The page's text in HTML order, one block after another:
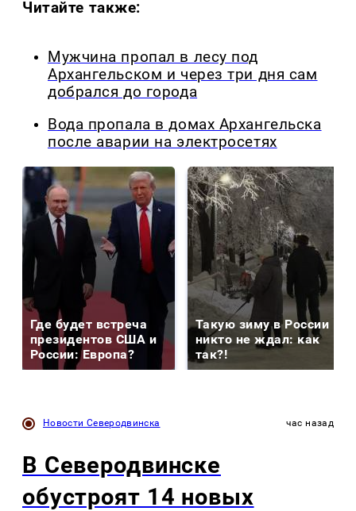
Читайте также:
Мужчина пропал в лесу под
Архангельском и через три дня сам
добрался до города
Вода пропала в домах Архангельска
после аварии на электросетях
Где будет встреча
президентов США и
России: Европа?
Такую зиму в России
никто не ждал: как
так?!
Новости Северодвинска час назад
В Северодвинске
обустроят 14 новых